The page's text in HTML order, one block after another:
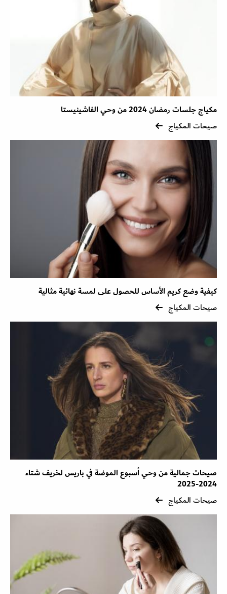
مكياج جلسات رمضان 2024 من وحي الفاشينيستا
صيحات المكياج
كيفية وضع كريم الأساس للحصول على لمسة نهائية مثالية
صيحات المكياج
صيحات جمالية من وحي أسبوع الموضة في باريس لخريف شتاء
2024-2025
صيحات المكياج